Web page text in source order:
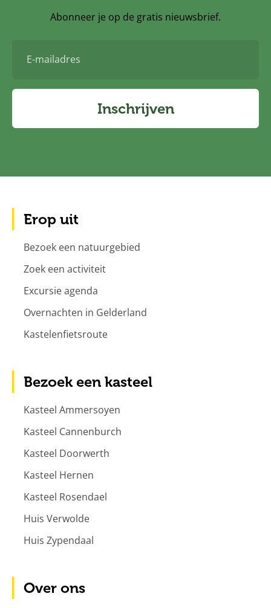
Abonneer je op de gratis nieuwsbrief.
mailadres
Inschrijven
Erop uit
Bezoek een natuurgebied
Zoek een activiteit
Excursie agenda
Overnachten in Gelderland
Kastelenfietsroute
Bezoek een kasteel
Kasteel Ammersoyen
Kasteel Cannenburch
Kasteel Doorwerth
Kasteel Hernen
Kasteel Rosendael
Huis Verwolde
Huis Zypendaal
Over ons